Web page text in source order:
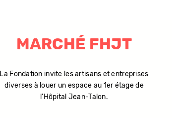
MARCHÉ FHJT
La Fondation invite les artisans et entreprises
diverses à louer un espace au 1er étage de
l’Hôpital Jean-Talon.